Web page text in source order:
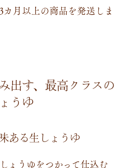
月以上の商品を発送しま
出す、最高クラスの
うゆ
ある生しょうゆ
ょうゆをつかって仕込む